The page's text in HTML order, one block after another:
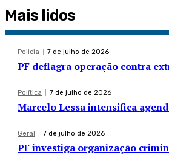
Mais lidos
Policia 7 de julho de 2026
PF deflagra operação contra
Política 7 de julho de 2026
Marcelo Lessa intensifica
Geral 7 de julho de 2026
PF investiga organização